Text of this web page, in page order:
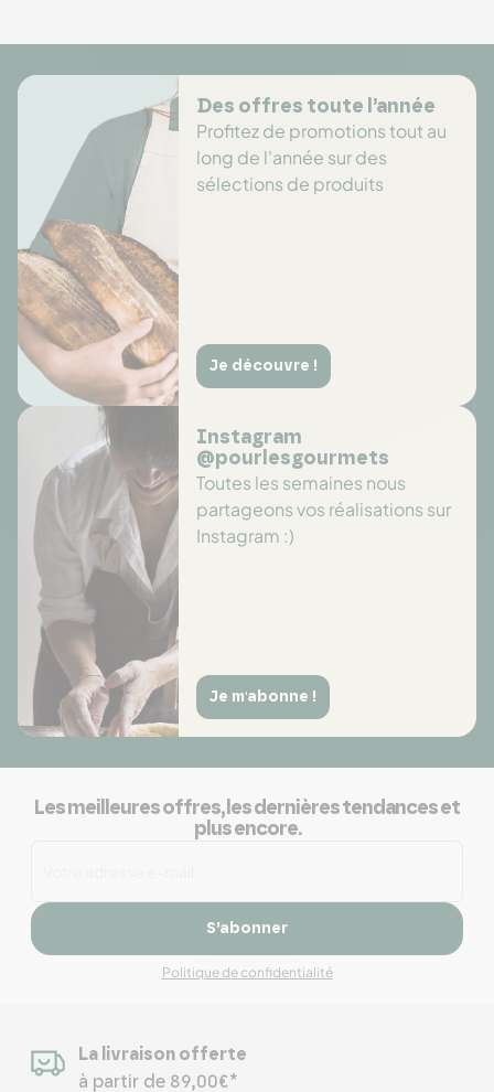
Des offres toute l’année
Profitez de promotions tout au
long de l'année sur des
sélections de produits
Je découvre !
Instagram
@pourlesgourmets
Toutes les semaines nous
partageons vos réalisations sur
Instagram :)
Je m'abonne !
Les meilleures offres, les dernières tendances et
plus encore.
S’abonner
Politique de confidentialité
La livraison offerte
à partir de 89,00€*